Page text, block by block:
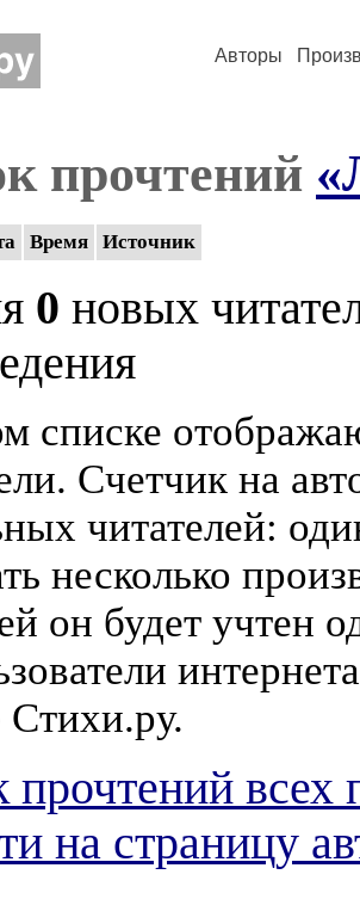
Авторы
прочтений
Время Источник
0 новых
списке
Счетчик на
читателей:
несколько
он будет учтен
Стихи.ру.
всех
на страницу